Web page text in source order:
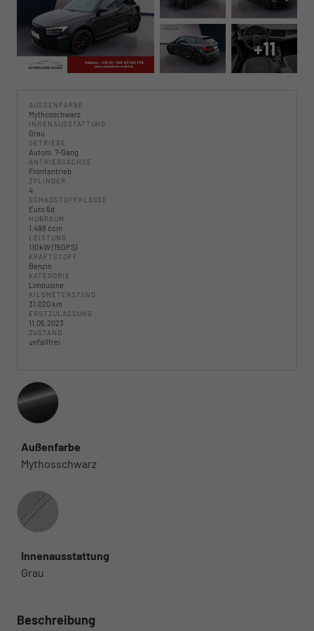
+11
AUSSENFARBE
Mythosschwarz
INNENAUSSTATTUNG
Grau
GETRIEBE
Autom. 7-Gang
ANTRIEBSACHSE
Frontantrieb
ZYLINDER
4
SCHADSTOFFKLASSE
Euro 6d
HUBRAUM
1.498 ccm
LEISTUNG
110 kW (150 PS)
KRAFTSTOFF
Benzin
KATEGORIE
Limousine
KILOMETERSTAND
31.020 km
ERSTZULASSUNG
11.05.2023
ZUSTAND
unfallfrei
Außenfarbe
Mythosschwarz
Innenausstattung
Innenausstattung
Grau
Beschreibung